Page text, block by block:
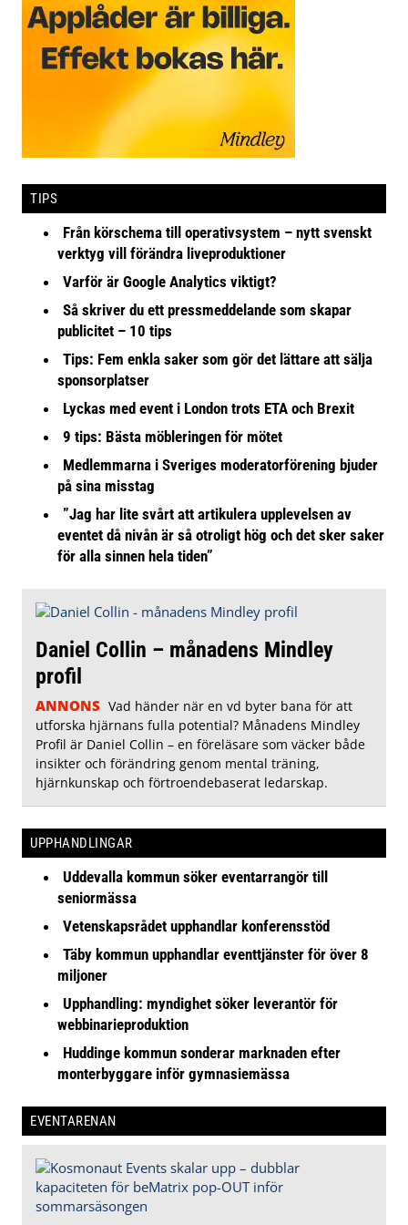
TIPS
Från körschema till operativsystem – nytt svenskt
verktyg vill förändra liveproduktioner
Varför är Google Analytics viktigt?
Så skriver du ett pressmeddelande som skapar
publicitet – 10 tips
Tips: Fem enkla saker som gör det lättare att sälja
sponsorplatser
Lyckas med event i London trots ETA och Brexit
9 tips: Bästa möbleringen för mötet
Medlemmarna i Sveriges moderatorförening bjuder
på sina misstag
”Jag har lite svårt att artikulera upplevelsen av
eventet då nivån är så otroligt hög och det sker saker
för alla sinnen hela tiden”
Daniel Collin – månadens Mindley
profil
ANNONS Vad händer när en vd byter bana för att
utforska hjärnans fulla potential? Månadens Mindley
Profil är Daniel Collin – en föreläsare som väcker både
insikter och förändring genom mental träning,
hjärnkunskap och förtroendebaserat ledarskap.
UPPHANDLINGAR
Uddevalla kommun söker eventarrangör till
seniormässa
Vetenskapsrådet upphandlar konferensstöd
Täby kommun upphandlar eventtjänster för över 8
miljoner
Upphandling: myndighet söker leverantör för
webbinarieproduktion
Huddinge kommun sonderar marknaden efter
monterbyggare inför gymnasiemässa
EVENTARENAN